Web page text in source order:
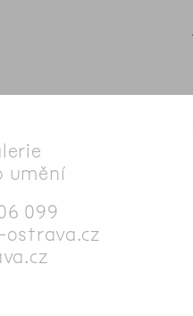
umění
099